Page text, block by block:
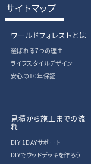
サイトマップ
ワールドフォレストとは
選ばれる7つの理由
ライフスタイルデザイン
安心の10年保証
見積から施工までの流
れ
DIY 1DAYサポート
DIYでウッドデッキを作ろう